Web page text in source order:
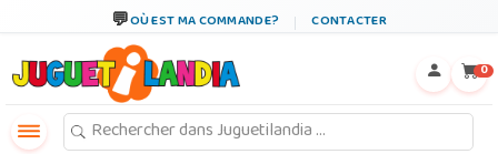
OÙ EST MA COMMANDE? CONTACTER
0